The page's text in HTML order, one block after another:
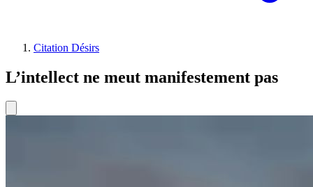
Citation Désirs
L’intellect ne meut manifestement pas